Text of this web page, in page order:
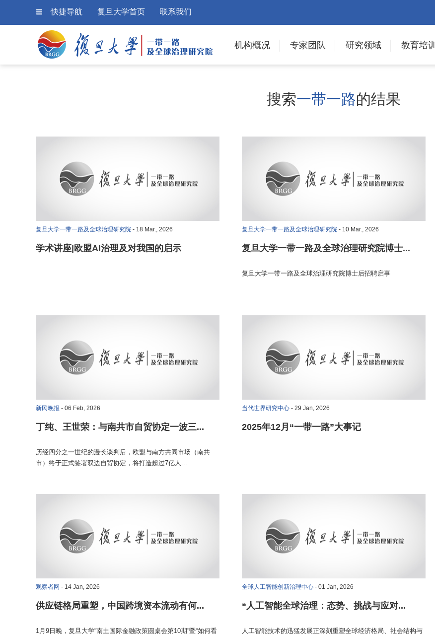
快捷导航 复旦大学首页 联系我们
机构概况 专家团队 研究领域 教育培训
搜索一带一路的结果
复旦大学一带一路及全球治理研究院 - 18 Mar., 2026
学术讲座|欧盟AI治理及对我国的启示
复旦大学一带一路及全球治理研究院 - 10 Mar., 2026
复旦大学一带一路及全球治理研究院博士...
复旦大学一带一路及全球治理研究院博士后招聘启事
新民晚报 - 06 Feb, 2026
丁纯、王世荣：与南共市自贸协定一波三...
历经四分之一世纪的漫长谈判后，欧盟与南方共同市场（南共
市）终于正式签署双边自贸协定，将打造超过7亿人...
当代世界研究中心 - 29 Jan, 2026
2025年12月“一带一路”大事记
观察者网 - 14 Jan, 2026
供应链格局重塑，中国跨境资本流动有何...
1月9日晚，复旦大学“南土国际金融政策圆桌会第10期”暨“如何看
全球人工智能创新治理中心 - 01 Jan, 2026
“人工智能全球治理：态势、挑战与应对...
人工智能技术的迅猛发展正深刻重塑全球经济格局、社会结构与